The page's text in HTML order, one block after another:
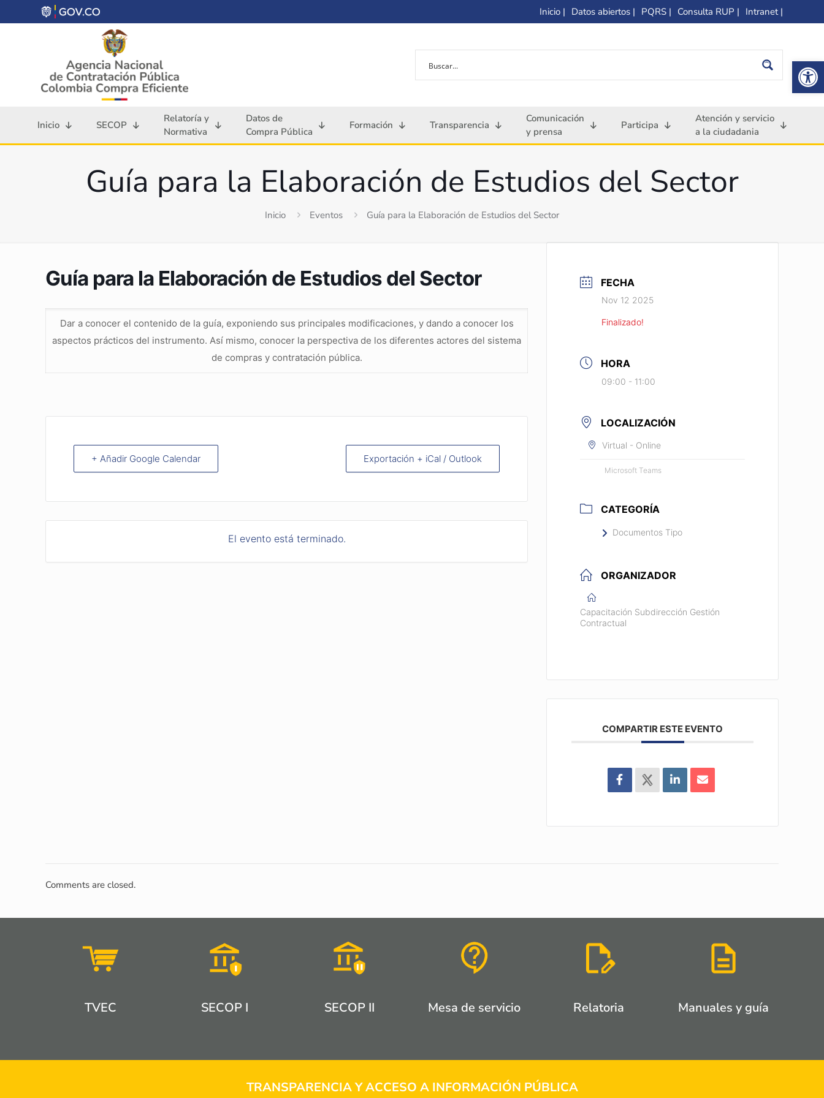
Inicio | Datos abiertos | PQRS | Consulta RUP | Intranet |
Inicio SECOP
Relatoría y
Normativa
Datos de
Compra Pública
Formación Transparencia
Comunicación
y prensa
Participa
Atención y servicio
a la ciudadania
Guía para la Elaboración de Estudios del Sector
Inicio Eventos Guía para la Elaboración de Estudios del Sector
Guía para la Elaboración de Estudios del Sector
Dar a conocer el contenido de la guía, exponiendo sus principales modificaciones, y dando a conocer los
aspectos prácticos del instrumento. Así mismo, conocer la perspectiva de los diferentes actores del sistema
de compras y contratación pública.
+ Añadir Google Calendar Exportación + iCal / Outlook
El evento está terminado.
FECHA
Nov 12 2025
Finalizado!
HORA
09:00 - 11:00
LOCALIZACIÓN
Virtual - Online
Microsoft Teams
CATEGORÍA
Documentos Tipo
ORGANIZADOR
Capacitación Subdirección Gestión
Contractual
COMPARTIR ESTE EVENTO
Comments are closed.
TVEC SECOP I SECOP II Mesa de servicio Relatoria Manuales y guía
TRANSPARENCIA Y ACCESO A INFORMACIÓN PÚBLICA